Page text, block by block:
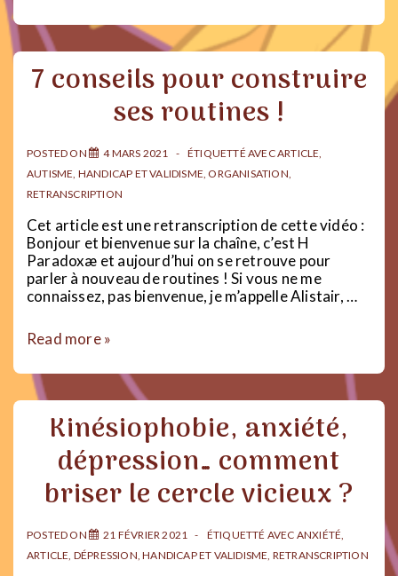
MDPH
17 conseils pour construire
ses routines !
POSTED ON 4 MARS 2021 ÉTIQUETTÉ AVECARTICLE,
AUTISME, HANDICAP ET VALIDISME, ORGANISATION,
RETRANSCRIPTION
Cet article est une retranscription de cette vidéo :
Bonjour et bienvenue sur la chaîne, c’est H
Paradoxæ et aujourd’hui on se retrouve pour
parler à nouveau de routines ! Si vous ne me
connaissez, pas bienvenue, je m’appelle Alistair, …
7
pour
construire
routines
Read more »
Kinésiophobie, anxiété,
dépression… comment
briser le cercle vicieux ?
POSTED ON 21 FÉVRIER 2021 ÉTIQUETTÉ AVEC ANXIÉTÉ,
ARTICLE, DÉPRESSION,HANDICAP ET VALIDISME, RETRANSCRIPTION